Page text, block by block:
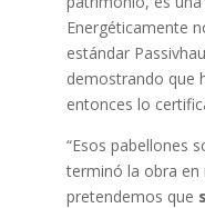
Energéticamente
estándar
demostrando que
entonces lo
“Esos pabellones
terminó la obra en
pretendemos que